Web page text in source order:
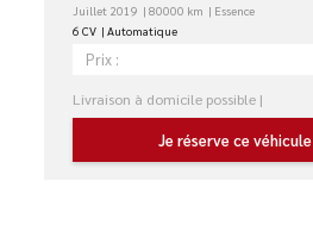
Juillet 2019 80000 km
Essence
6 CV
Automatique
Prix :
Livraison à domicile possible |
Je réserve ce véhicule